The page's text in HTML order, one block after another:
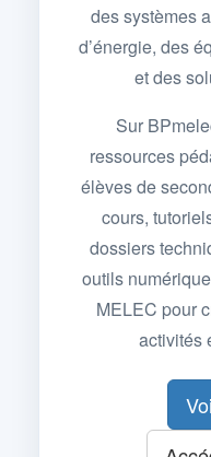
des systèmes
d’énergie, des
et des
Sur
ressources
élèves de
cours,
dossiers
outils
MELEC pour
activités